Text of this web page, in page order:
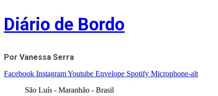
Skip
to
content
Diário de Bordo
Por Vanessa Serra
Facebook InstagramYoutube Envelope Spotify Microphone-alt
São Luís - Maranhão - Brasil